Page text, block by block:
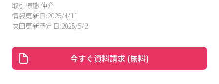
取引様態:仲介
情報更新日:2025/4/11
次回更新予定日:2025/5/2
今すぐ資料請求 (無料)